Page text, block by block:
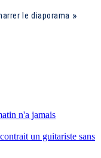
le diaporama
n'a jamais
un guitariste sans